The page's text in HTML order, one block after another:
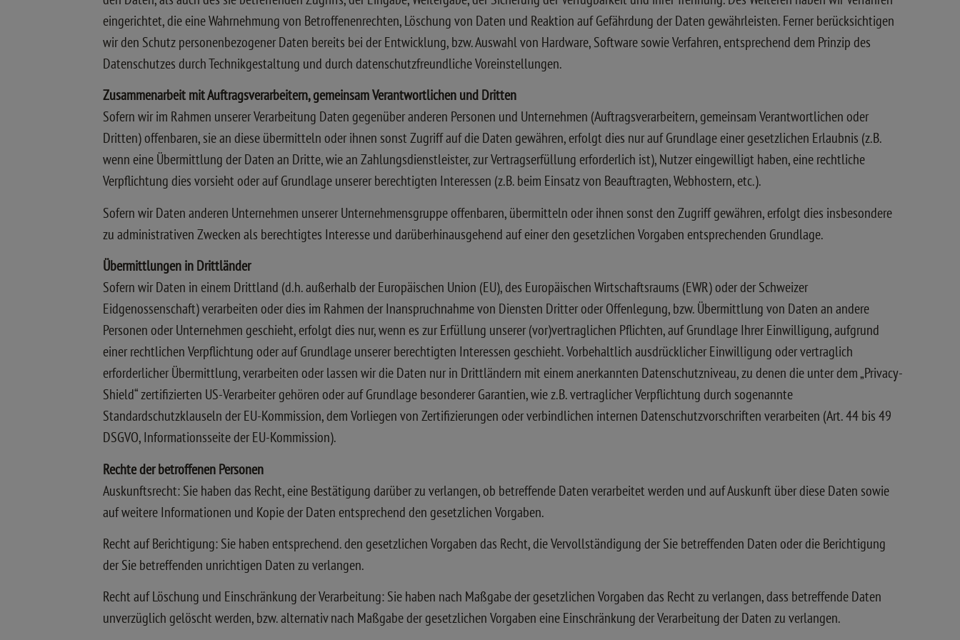
eingerichtet, die eine Wahrnehmung von Betroffenenrechten, Löschung von Daten und Reaktion auf Gefährdung der Daten gewährleisten. Ferner berücksichtigen
wir den Schutz personenbezogener Daten bereits bei der Entwicklung, bzw. Auswahl von Hardware, Software sowie Verfahren, entsprechend dem Prinzip des
Datenschutzes durch Technikgestaltung und durch datenschutzfreundliche Voreinstellungen.
Zusammenarbeit mit Auftragsverarbeitern, gemeinsam Verantwortlichen und Dritten
Sofern wir im Rahmen unserer Verarbeitung Daten gegenüber anderen Personen und Unternehmen (Auftragsverarbeitern, gemeinsam Verantwortlichen oder
Dritten) offenbaren, sie an diese übermitteln oder ihnen sonst Zugriff auf die Daten gewähren, erfolgt dies nur auf Grundlage einer gesetzlichen Erlaubnis (z.B.
wenn eine Übermittlung der Daten an Dritte, wie an Zahlungsdienstleister, zur Vertragserfüllung erforderlich ist), Nutzer eingewilligt haben, eine rechtliche
Verpflichtung dies vorsieht oder auf Grundlage unserer berechtigten Interessen (z.B. beim Einsatz von Beauftragten, Webhostern, etc.).
Sofern wir Daten anderen Unternehmen unserer Unternehmensgruppe offenbaren, übermitteln oder ihnen sonst den Zugriff gewähren, erfolgt dies insbesondere
zu administrativen Zwecken als berechtigtes Interesse und darüberhinausgehend auf einer den gesetzlichen Vorgaben entsprechenden Grundlage.
Übermittlungen in Drittländer
Sofern wir Daten in einem Drittland (d.h. außerhalb der Europäischen Union (EU), des Europäischen Wirtschaftsraums (EWR) oder der Schweizer
Eidgenossenschaft) verarbeiten oder dies im Rahmen der Inanspruchnahme von Diensten Dritter oder Offenlegung, bzw. Übermittlung von Daten an andere
Personen oder Unternehmen geschieht, erfolgt dies nur, wenn es zur Erfüllung unserer (vor)vertraglichen Pflichten, auf Grundlage Ihrer Einwilligung, aufgrund
einer rechtlichen Verpflichtung oder auf Grundlage unserer berechtigten Interessen geschieht. Vorbehaltlich ausdrücklicher Einwilligung oder vertraglich
erforderlicher Übermittlung, verarbeiten oder lassen wir die Daten nur in Drittländern mit einem anerkannten Datenschutzniveau, zu denen die unter dem „Privacy-
Shield“ zertifizierten US-Verarbeiter gehören oder auf Grundlage besonderer Garantien, wie z.B. vertraglicher Verpflichtung durch sogenannte
Standardschutzklauseln der EU-Kommission, dem Vorliegen von Zertifizierungen oder verbindlichen internen Datenschutzvorschriften verarbeiten (Art. 44 bis 49
DSGVO, Informationsseite der EU-Kommission).
Rechte der betroffenen Personen
Auskunftsrecht: Sie haben das Recht, eine Bestätigung darüber zu verlangen, ob betreffende Daten verarbeitet werden und auf Auskunft über diese Daten sowie
auf weitere Informationen und Kopie der Daten entsprechend den gesetzlichen Vorgaben.
Recht auf Berichtigung: Sie haben entsprechend. den gesetzlichen Vorgaben das Recht, die Vervollständigung der Sie betreffenden Daten oder die Berichtigung
der Sie betreffenden unrichtigen Daten zu verlangen.
Recht auf Löschung und Einschränkung der Verarbeitung: Sie haben nach Maßgabe der gesetzlichen Vorgaben das Recht zu verlangen, dass betreffende Daten
unverzüglich gelöscht werden, bzw. alternativ nach Maßgabe der gesetzlichen Vorgaben eine Einschränkung der Verarbeitung der Daten zu verlangen.